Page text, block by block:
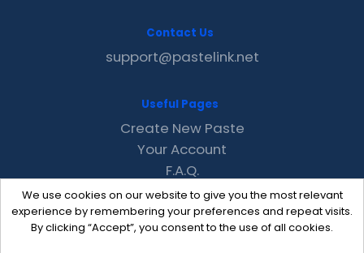
We use cookies on our website to give you the most relevant
experience by remembering your preferences and repeat visits.
By clicking “Accept”, you consent to the use of all cookies.
Contact Us
support@pastelink.net
Useful Pages
Create New Paste
Your Account
F.A.Q.
Recent
Contact